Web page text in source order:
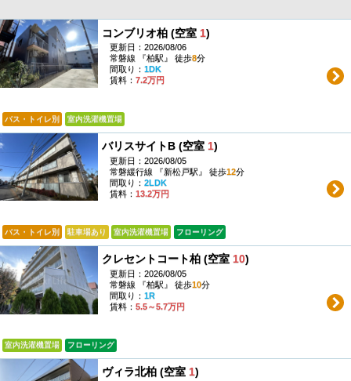
コンブリオ柏 (空室 1)
更新日：2026/08/06
常磐線 『柏駅』 徒歩8分
間取り： 1DK
賃料： 7.2万円
バス・トイレ別 室内洗濯機置場
バリスサイトB (空室 1)
更新日：2026/08/05
常磐緩行線 『新松戸駅』 徒歩12分
間取り： 2LDK
賃料： 13.2万円
バス・トイレ別 駐車場あり 室内洗濯機置場 フローリング
クレセントコート柏 (空室 10)
更新日：2026/08/05
常磐線 『柏駅』 徒歩10分
間取り： 1R
賃料： 5.5～5.7万円
室内洗濯機置場 フローリング
ヴィラ北柏 (空室 1)